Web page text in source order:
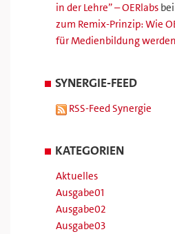
in der Lehre” – OERlabs bei
zum Remix-Prinzip: Wie
für Medienbildung werden
SYNERGIE-FEED
RSS-Feed Synergie
KATEGORIEN
Aktuelles
Ausgabe01
Ausgabe02
Ausgabe03